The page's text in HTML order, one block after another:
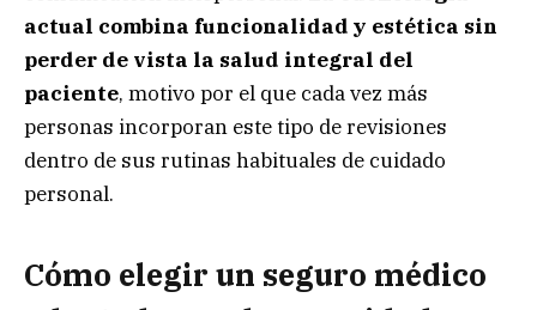
actual combina funcionalidad y estética sin
perder de vista la salud integral del
paciente, motivo por el que cada vez más
personas incorporan este tipo de revisiones
dentro de sus rutinas habituales de cuidado
personal.
Cómo elegir un seguro médico